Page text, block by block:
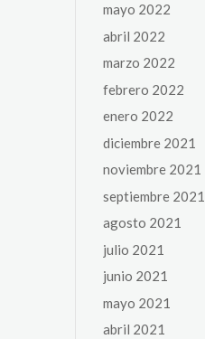
mayo 2022
abril 2022
marzo 2022
febrero 2022
enero 2022
diciembre 2021
noviembre 2021
septiembre 2021
agosto 2021
julio 2021
junio 2021
mayo 2021
abril 2021